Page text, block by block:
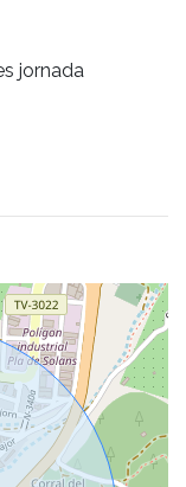
jornada